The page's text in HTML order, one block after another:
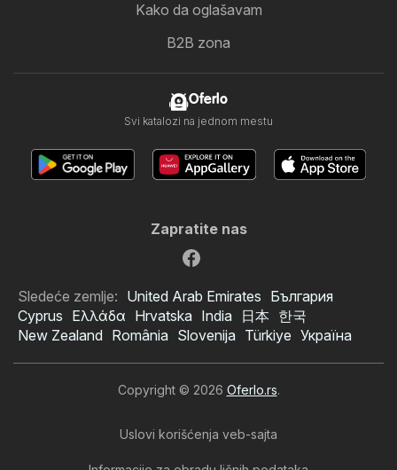
Kako da oglašavam
B2B zona
Oferlo
Svi katalozi na jednom mestu
Zapratite nas
Sledeće zemlje: United Arab Emirates България
Cyprus Ελλάδα Hrvatska India 日本 한국
New Zealand România Slovenija Türkiye Україна
Copyright © 2026 Oferlo.rs.
Uslovi korišćenja veb-sajta